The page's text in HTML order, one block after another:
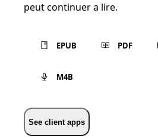
peut continuer a lire.
EPUB PDF
M4B
See client apps